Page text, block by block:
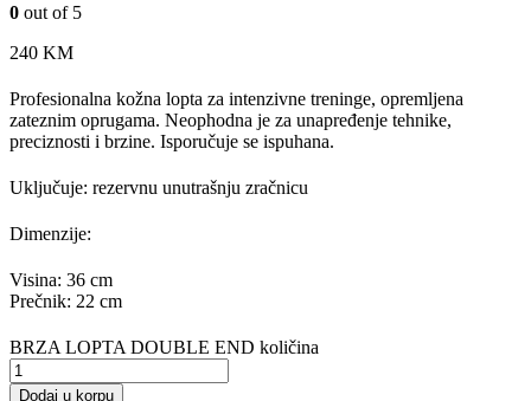
0 out of 5
240 KM
Profesionalna kožna lopta za intenzivne treninge, opremljena
zateznim oprugama. Neophodna je za unapređenje tehnike,
preciznosti i brzine. Isporučuje se ispuhana.
Uključuje: rezervnu unutrašnju zračnicu
Dimenzije:
Visina: 36 cm
Prečnik: 22 cm
BRZA LOPTA DOUBLE END količina
Dodaj u korpu